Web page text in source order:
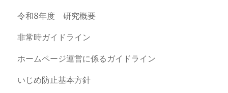
令和8年度 研究概要
非常時ガイドライン
ホームページ運営に係るガイドライン
いじめ防止基本方針